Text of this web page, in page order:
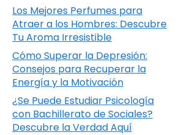
Los Mejores Perfumes para
Atraer a los Hombres: Descubre
Tu Aroma Irresistible
Cómo Superar la Depresión:
Consejos para Recuperar la
Energía y la Motivación
¿Se Puede Estudiar Psicología
con Bachillerato de Sociales?
Descubre la Verdad Aquí